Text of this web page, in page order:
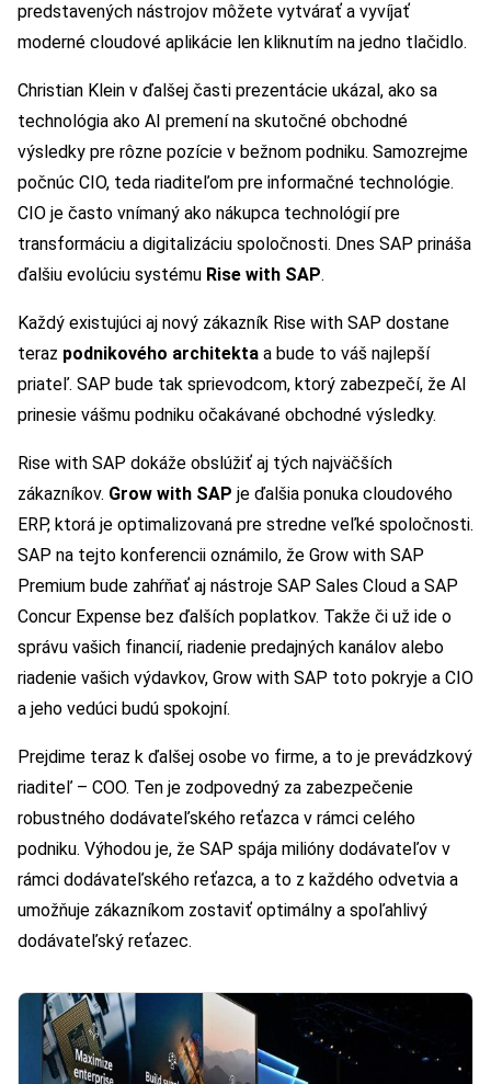
predstavených nástrojov môžete vytvárať a vyvíjať
moderné cloudové aplikácie len kliknutím na jedno tlačidlo.
Christian Klein v ďalšej časti prezentácie ukázal, ako sa
technológia ako AI premení na skutočné obchodné
výsledky pre rôzne pozície v bežnom podniku. Samozrejme
počnúc CIO, teda riaditeľom pre informačné technológie.
CIO je často vnímaný ako nákupca technológií pre
transformáciu a digitalizáciu spoločnosti. Dnes SAP prináša
ďalšiu evolúciu systému Rise with SAP.
Každý existujúci aj nový zákazník Rise with SAP dostane
teraz podnikového architekta a bude to váš najlepší
priateľ. SAP bude tak sprievodcom, ktorý zabezpečí, že AI
prinesie vášmu podniku očakávané obchodné výsledky.
Rise with SAP dokáže obslúžiť aj tých najväčších
zákazníkov. Grow with SAP je ďalšia ponuka cloudového
ERP, ktorá je optimalizovaná pre stredne veľké spoločnosti.
SAP na tejto konferencii oznámilo, že Grow with SAP
Premium bude zahŕňať aj nástroje SAP Sales Cloud a SAP
Concur Expense bez ďalších poplatkov. Takže či už ide o
správu vašich financií, riadenie predajných kanálov alebo
riadenie vašich výdavkov, Grow with SAP toto pokryje a CIO
a jeho vedúci budú spokojní.
Prejdime teraz k ďalšej osobe vo firme, a to je prevádzkový
riaditeľ – COO. Ten je zodpovedný za zabezpečenie
robustného dodávateľského reťazca v rámci celého
podniku. Výhodou je, že SAP spája milióny dodávateľov v
rámci dodávateľského reťazca, a to z každého odvetvia a
umožňuje zákazníkom zostaviť optimálny a spoľahlivý
dodávateľský reťazec.